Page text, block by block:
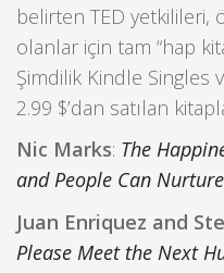
belirten TED yetkilileri,
olanlar için tam “hap
Şimdilik Kindle Singles
2.99 $’dan satılan
Nic Marks: The
and People Can
Juan Enriquez and
Please Meet the Next